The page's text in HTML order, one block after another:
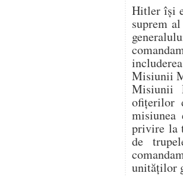
Hitler îşi
suprem
Misiunii
Misiunii
ofiţerilor
misiunea
privire la
de
unităţilor